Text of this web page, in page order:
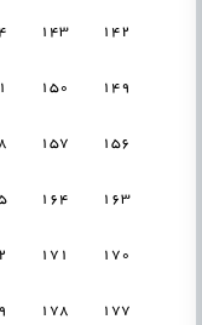
142
143
149
150
156
157
163
164
170
171
177
178